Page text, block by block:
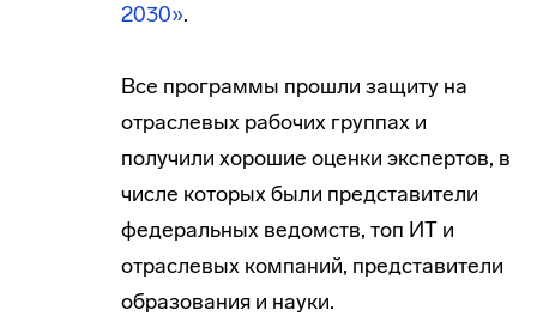
2030».
Все программы прошли защиту на
отраслевых рабочих группах и
получили хорошие оценки экспертов, в
числе которых были представители
федеральных ведомств, топ ИТ и
отраслевых компаний, представители
образования и науки.